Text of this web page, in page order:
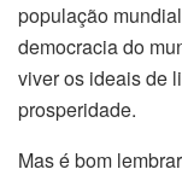
população
democracia do
viver os ideais de
prosperidade.
Mas é bom